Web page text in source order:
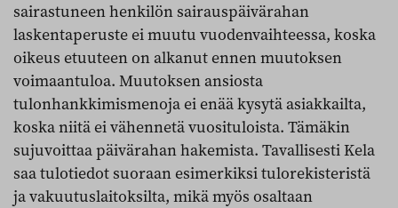
sairastuneen henkilön sairauspäivärahan
laskentaperuste ei muutu vuodenvaihteessa, koska
oikeus etuuteen on alkanut ennen muutoksen
voimaantuloa. Muutoksen ansiosta
tulonhankkimismenoja ei enää kysytä asiakkailta,
koska niitä ei vähennetä vuosituloista. Tämäkin
sujuvoittaa päivärahan hakemista. Tavallisesti Kela
saa tulotiedot suoraan esimerkiksi tulorekisteristä
ja vakuutuslaitoksilta, mikä myös osaltaan